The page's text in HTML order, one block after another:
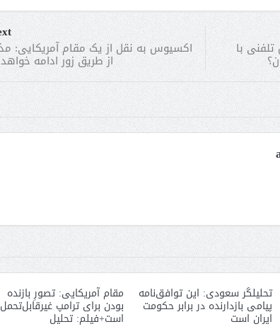
با
اکسیوس به نقل از یک مقام آمریکایی:
از طریق زور ادامه
تحلیلگر سعودی: این توافق‌نامه
پیامی بازدارنده در برابر حکومت
ایران است
مقام آمریکایی: تصورِ بازنده
بودن برای ترامپ غیرقابل‌تحمل
است+فیلم: تحلیل